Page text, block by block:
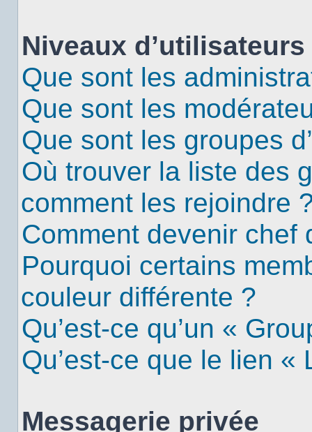
Niveaux
Que sont les
Que sont les
Que sont les groupes
Où trouver la liste des
comment les rejoindre
Comment devenir chef
Pourquoi certains
couleur différente ?
Qu’est-ce qu’un «
Qu’est-ce que le lien «
Messagerie privée